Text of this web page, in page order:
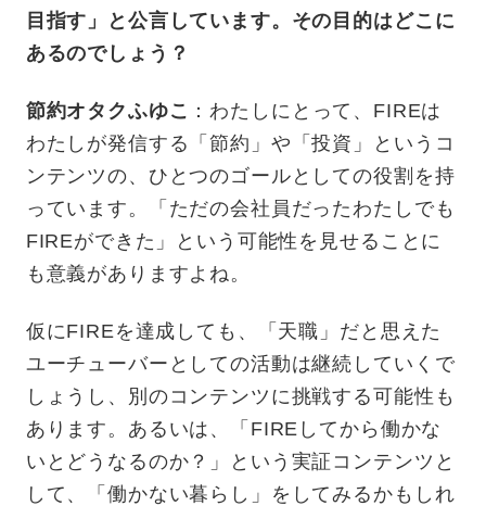
目指す」と公言しています。その目的はどこに
あるのでしょう？
節約オタクふゆこ ：わたしにとって、FIREは
わたしが発信する「節約」や「投資」というコ
ンテンツの、ひとつのゴールとしての役割を持
っています。「ただの会社員だったわたしでも
FIREができた」という可能性を見せることに
も意義がありますよね。
仮にFIREを達成しても、「天職」だと思えた
ユーチューバーとしての活動は継続していくで
しょうし、別のコンテンツに挑戦する可能性も
あります。あるいは、「FIREしてから働かな
いとどうなるのか？」という実証コンテンツと
して、「働かない暮らし」をしてみるかもしれ